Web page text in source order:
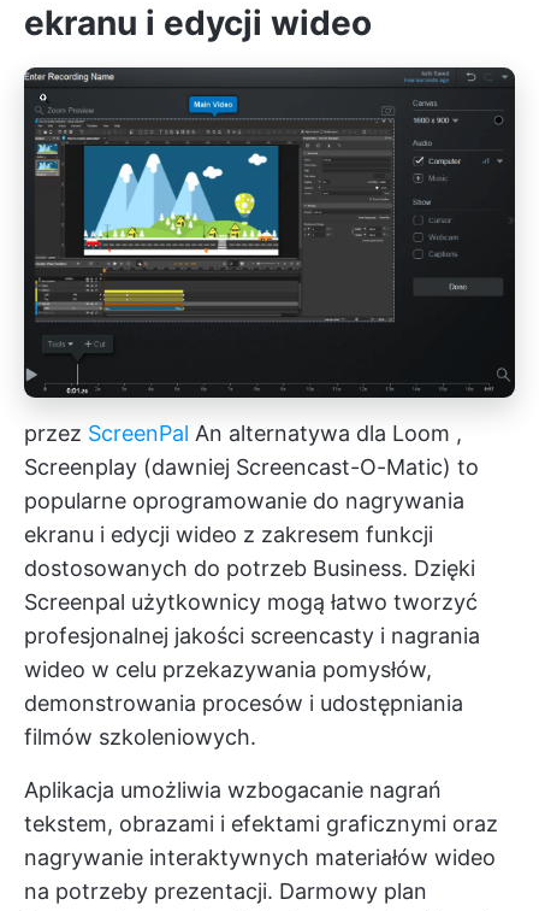
ekranu i edycji wideo
przez ScreenPal An alternatywa dla Loom ,
Screenplay (dawniej Screencast-O-Matic) to
popularne oprogramowanie do nagrywania
ekranu i edycji wideo z zakresem funkcji
dostosowanych do potrzeb Business. Dzięki
Screenpal użytkownicy mogą łatwo tworzyć
profesjonalnej jakości screencasty i nagrania
wideo w celu przekazywania pomysłów,
demonstrowania procesów i udostępniania
filmów szkoleniowych.
Aplikacja umożliwia wzbogacanie nagrań
tekstem, obrazami i efektami graficznymi oraz
nagrywanie interaktywnych materiałów wideo
na potrzeby prezentacji. Darmowy plan